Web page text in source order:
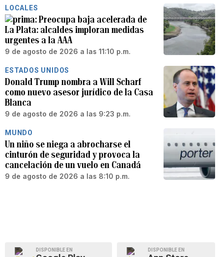
LOCALES
Preocupa baja acelerada de
La Plata: alcaldes imploran medidas
urgentes a la AAA
9 de agosto de 2026 a las 11:10 p.m.
ESTADOS UNIDOS
Donald Trump nombra a Will Scharf
como nuevo asesor jurídico de la Casa
Blanca
9 de agosto de 2026 a las 9:23 p.m.
MUNDO
Un niño se niega a abrocharse el
cinturón de seguridad y provoca la
cancelación de un vuelo en Canadá
9 de agosto de 2026 a las 8:10 p.m.
DISPONIBLE EN DISPONIBLE EN